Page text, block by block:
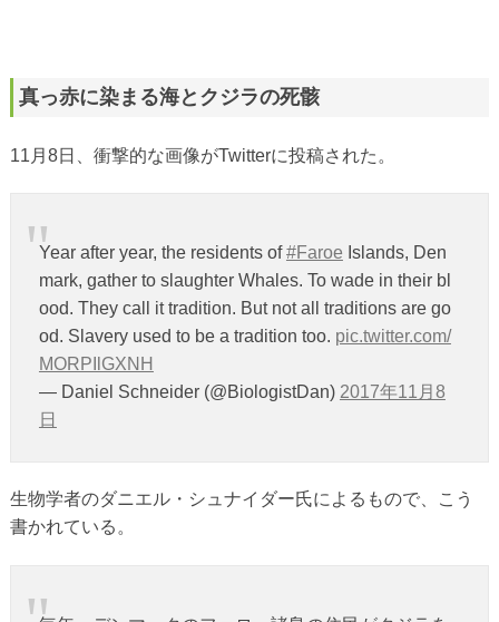
真っ赤に染まる海とクジラの死骸
11月8日、衝撃的な画像がTwitterに投稿された。
Year after year, the residents of#Faroe Islands, Den
mark, gather to slaughter Whales. To wade in their bl
ood. They call it tradition. But not all traditions are go
od. Slavery used to be a tradition too. pic.twitter.com/
MORPIlGXNH
— Daniel Schneider (@BiologistDan) 2017年11月8
日
生物学者のダニエル・シュナイダー氏によるもので、こう
書かれている。